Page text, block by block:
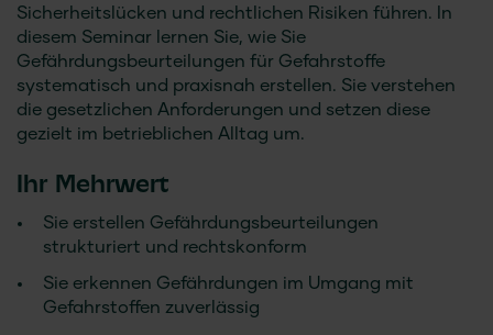
Sicherheitslücken und rechtlichen Risiken führen. In
diesem Seminar lernen Sie, wie Sie
Gefährdungsbeurteilungen für Gefahrstoffe
systematisch und praxisnah erstellen. Sie verstehen
die gesetzlichen Anforderungen und setzen diese
gezielt im betrieblichen Alltag um.
Ihr Mehrwert
Sie erstellen Gefährdungsbeurteilungen
strukturiert und rechtskonform
Sie erkennen Gefährdungen im Umgang mit
Gefahrstoffen zuverlässig